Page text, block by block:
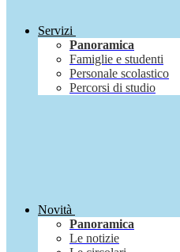
Servizi
Panoramica
Famiglie e studenti
Personale scolastico
Percorsi di studio
Novità
Panoramica
Le notizie